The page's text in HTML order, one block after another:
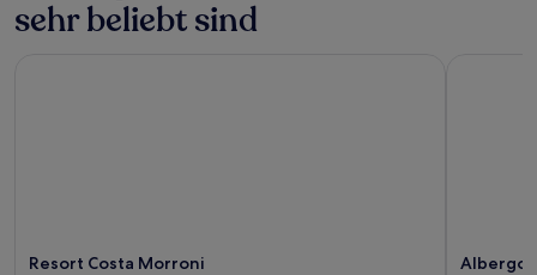
sehr beliebt sind
Resort Costa Morroni Albergo